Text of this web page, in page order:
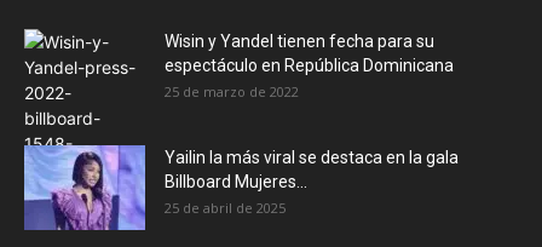
Wisin y Yandel tienen fecha para su
espectáculo en República Dominicana
25 de marzo de 2022
Yailin la más viral se destaca en la gala
Billboard Mujeres...
25 de abril de 2025